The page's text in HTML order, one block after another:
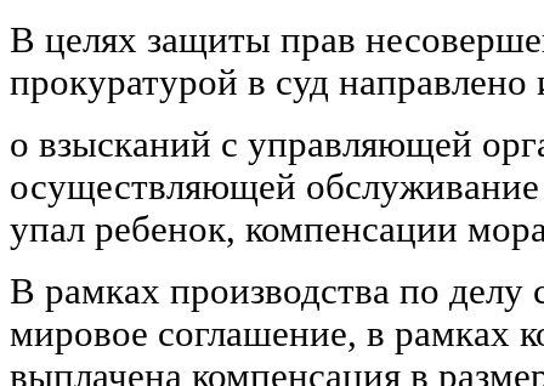
В целях защиты прав
прокуратурой в суд направлено
о взысканий с управляющей
осуществляющей
упал ребенок, компенсации
В рамках производства по делу
мировое соглашение, в рамках
выплачена компенсация в